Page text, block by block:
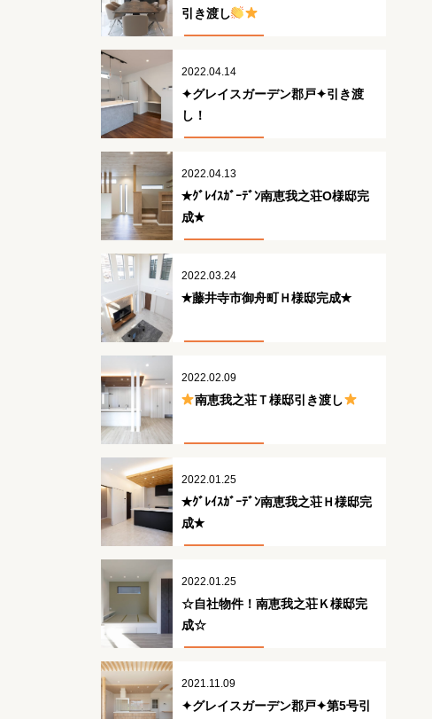
引き渡し
2022.04.14
✦グレイスガーデン郡戸✦引き渡
し！
2022.04.13
✭ｸﾞﾚｲｽｶﾞｰﾃﾞﾝ南恵我之荘O様邸完
成✭
2022.03.24
✭藤井寺市御舟町Ｈ様邸完成✭
2022.02.09
南恵我之荘Ｔ様邸引き渡し
2022.01.25
✭ｸﾞﾚｲｽｶﾞｰﾃﾞﾝ南恵我之荘Ｈ様邸完
成✭
2022.01.25
☆自社物件！南恵我之荘Ｋ様邸完
成☆
2021.11.09
✦グレイスガーデン郡戸✦第5号引